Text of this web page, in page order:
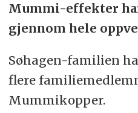
Mummi-effekter
gjennom hele
Søhagen-familien
flere
Mummikopper.